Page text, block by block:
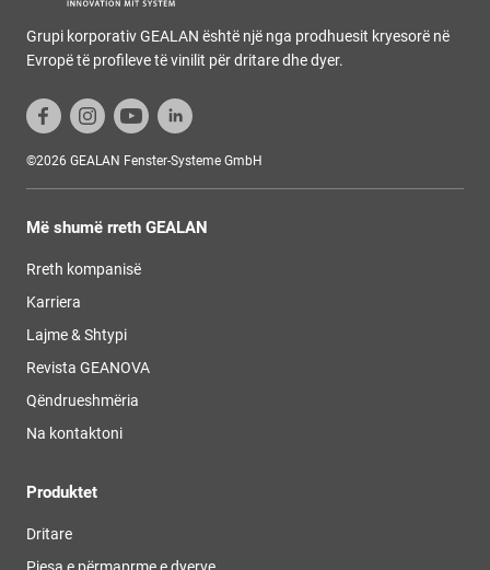
Grupi korporativ GEALAN është një nga prodhuesit kryesorë në
Evropë të profileve të vinilit për dritare dhe dyer.
©2026 GEALAN Fenster-Systeme GmbH
Më shumë rreth GEALAN
Rreth kompanisë
Karriera
Lajme & Shtypi
Revista GEANOVA
Qëndrueshmëria
Na kontaktoni
Produktet
Dritare